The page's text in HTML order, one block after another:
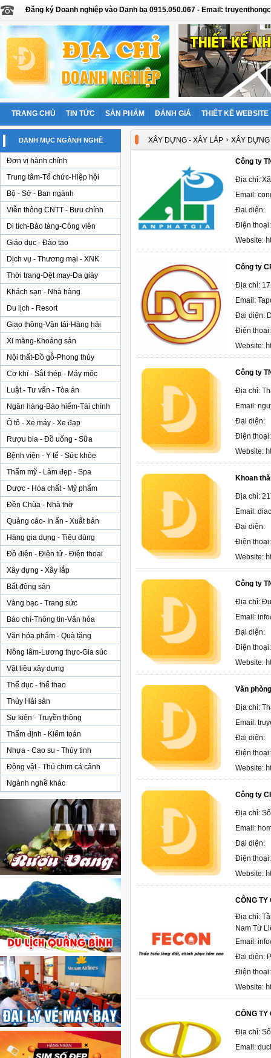
Đăng ký Doanh nghiệp vào Danh bạ 0915.050.067 - Email:
TRANG CHỦ TIN TỨC SẢN PHẨM ĐÁNH GIÁ THIẾT KẾ WEBSITE
DANH MỤC NGÀNH NGHỀ
Đơn vị hành chính
Trung tâm-Tổ chức-Hiệp hội
Bộ - Sở - Ban ngành
Viễn thông CNTT - Bưu chính
Di tích-Bảo tàng-Công viên
Giáo dục - Đào tạo
Dịch vụ - Thương mại - XNK
Thời trang-Dệt may-Da giày
Khách sạn - Nhà hàng
Du lịch - Resort
Giao thông-Vận tải-Hàng hải
Xi măng-Khoáng sản
Nội thất-Đồ gỗ-Phong thủy
Cơ khí - Sắt thép - Máy móc
Luật - Tư vấn - Tòa án
Ngân hàng-Bảo hiểm-Tài chính
Ô tô - Xe máy - Xe đạp
Rượu bia - Đồ uống - Sữa
Bệnh viện - Y tế - Sức khỏe
Thẩm mỹ - Làm đẹp - Spa
Dược - Hóa chất - Mỹ phẩm
Đền Chùa - Nhà thờ
Quảng cáo- In ấn - Xuất bản
Hàng gia dụng - Tiêu dùng
Đồ điện - Điện tử - Điện thoại
Xây dựng - Xây lắp
Bất động sản
Vàng bạc - Trang sức
Báo chí-Thông tin-Văn hóa
Văn hóa phẩm - Quà tặng
Nông lâm-Lương thực-Gia súc
Vật liệu xây dựng
Thể dục - thể thao
Thủy Hải sản
Sự kiện - Truyền thông
Thẩm định - Kiểm toán
Nhựa - Cao su - Thủy tinh
Động vật - Thú chim cá cảnh
Ngành nghề khác
XÂY DỰNG - XÂY LẮP› XÂY DỰNG
Công ty
Địa chỉ:
Email:
Đại diện:
Điện
Website:
Công ty
Địa chỉ:
Email:
Đại diện:
Điện
Website:
Công ty
Địa chỉ:
Email:
Đại diện:
Điện
Website:
Khoan
Địa chỉ:
Email:
Đại diện:
Điện
Website:
Công ty
Địa chỉ:
Email:
Đại diện:
Điện
Website:
Văn
Địa chỉ:
Email:
Đại diện:
Điện
Website:
Công ty
Địa chỉ:
Email:
Đại diện:
Điện
Website:
CÔNG TY
Địa chỉ:
Nam Từ
Email:
Đại diện:
Điện
Website:
CÔNG
Địa chỉ:
Email: